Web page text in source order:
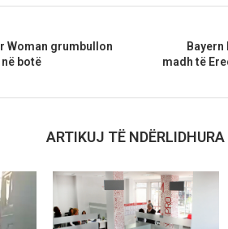
Woman grumbullon
botë
madh të
ARTIKUJ TË NDËRLIDHURA